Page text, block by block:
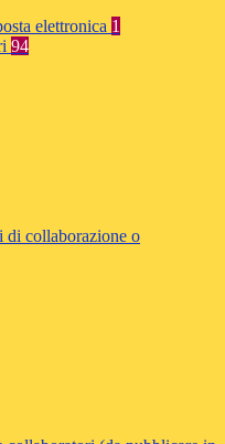
elettronica 1
94
collaborazione o